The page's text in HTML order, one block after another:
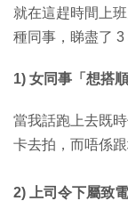
就在這趕時間上
種同事，睇盡了 3
1) 女同事「想搭順
當我話跑上去既
卡去拍，而唔係跟
2) 上司令下屬致